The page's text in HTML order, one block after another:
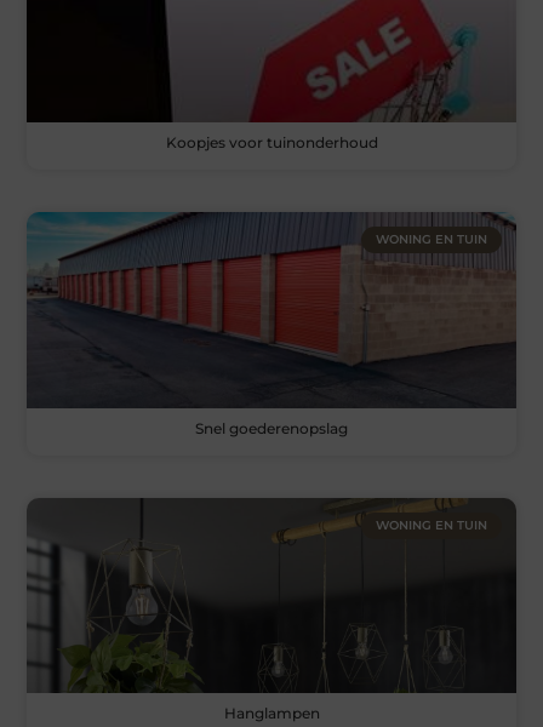
Koopjes voor tuinonderhoud
WONING EN TUIN
Snel goederenopslag
WONING EN TUIN
Hanglampen